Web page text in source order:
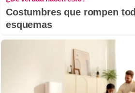
Costumbres que rompen
esquemas